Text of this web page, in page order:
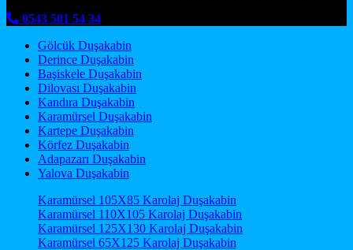
0543 501 54 34
Gölcük Duşakabin
Derince Duşakabin
Başiskele Duşakabin
Dilovası Duşakabin
Kandıra Duşakabin
Karamürsel Duşakabin
Kartepe Duşakabin
Körfez Duşakabin
Adapazarı Duşakabin
Yalova Duşakabin
Karamürsel 105X85 Karolaj Duşakabin
Karamürsel 110X105 Karolaj Duşakabin
Karamürsel 125X130 Karolaj Duşakabin
Karamürsel 65X125 Karolaj Duşakabin